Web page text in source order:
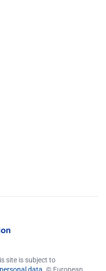
site is subject to
data . © European